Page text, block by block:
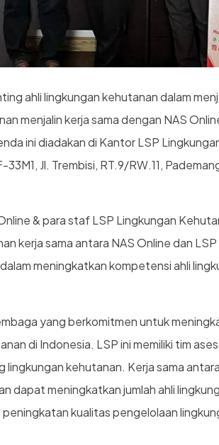
ahli lingkungan kehutanan dalam
menjalin kerja sama dengan NAS
ini diadakan di Kantor LSP
Jl. Trembisi, RT.9/RW.11,
& para staf LSP Lingkungan
kerja sama antara NAS Online dan
meningkatkan kompetensi ahli
yang berkomitmen untuk
di Indonesia. LSP ini memiliki tim
kehutanan. Kerja sama
dapat meningkatkan jumlah ahli
kualitas pengelolaan